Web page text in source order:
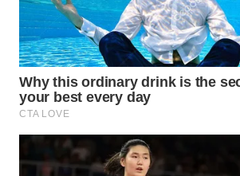
TANI
WAHANA
ADVOKAT
WAHANA
WAHANA